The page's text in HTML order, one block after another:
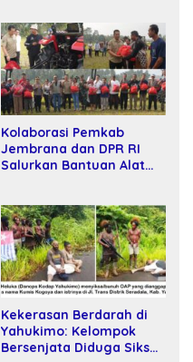
Kolaborasi Pemkab
Jembrana dan DPR RI
Salurkan Bantuan Alat
Kekerasan Berdarah di
Yahukimo: Kelompok
Bersenjata Diduga Siksa